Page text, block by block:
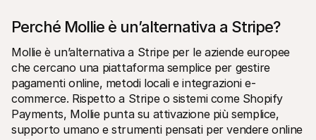
Perché Mollie è un’alternativa a Stripe?
Mollie è un’alternativa a Stripe per le aziende europee
che cercano una piattaforma semplice per gestire
pagamenti online, metodi locali e integrazioni e-
commerce. Rispetto a Stripe o sistemi come Shopify
Payments, Mollie punta su attivazione più semplice,
supporto umano e strumenti pensati per vendere online